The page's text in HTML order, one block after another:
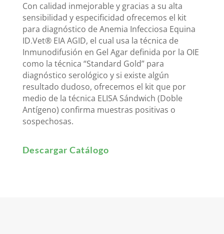
Con calidad inmejorable y gracias a su alta
sensibilidad y especificidad ofrecemos el kit
para diagnóstico de Anemia Infecciosa Equina
ID.Vet® EIA AGID, el cual usa la técnica de
Inmunodifusión en Gel Agar definida por la OIE
como la técnica “Standard Gold” para
diagnóstico serológico y si existe algún
resultado dudoso, ofrecemos el kit que por
medio de la técnica ELISA Sándwich (Doble
Antígeno) confirma muestras positivas o
sospechosas.
Descargar Catálogo